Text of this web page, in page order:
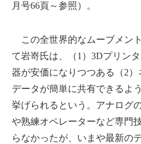
月号66頁～参照）。
この全世界的なムーブメン
て岩嵜氏は、（1）3Dプリン
器が安価になりつつある（2
データが簡単に共有できるよ
挙げられるという。アナログ
や熟練オペレーターなど専門
らなかったが、いまや最新の